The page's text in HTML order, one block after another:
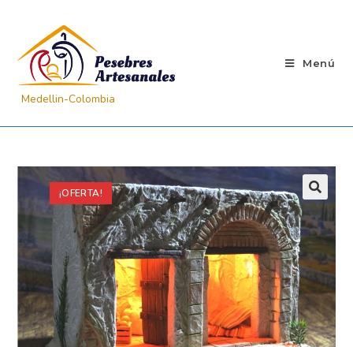
Menú
¡OFERTA!